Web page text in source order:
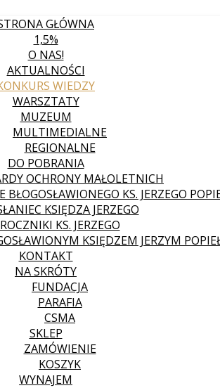
GŁÓWNA
1,5%
O NAS!
AKTUALNOŚCI
WIEDZY
WARSZTATY
MUZEUM
MULTIMEDIALNE
REGIONALNE
DO POBRANIA
OCHRONY MAŁOLETNICH
KS. JERZEGO
KSIĘDZA JERZEGO
ROCZNIKI KS. JERZEGO
KSIĘDZEM JERZYM
KONTAKT
NA SKRÓTY
FUNDACJA
PARAFIA
CSMA
SKLEP
ZAMÓWIENIE
KOSZYK
WYNAJEM